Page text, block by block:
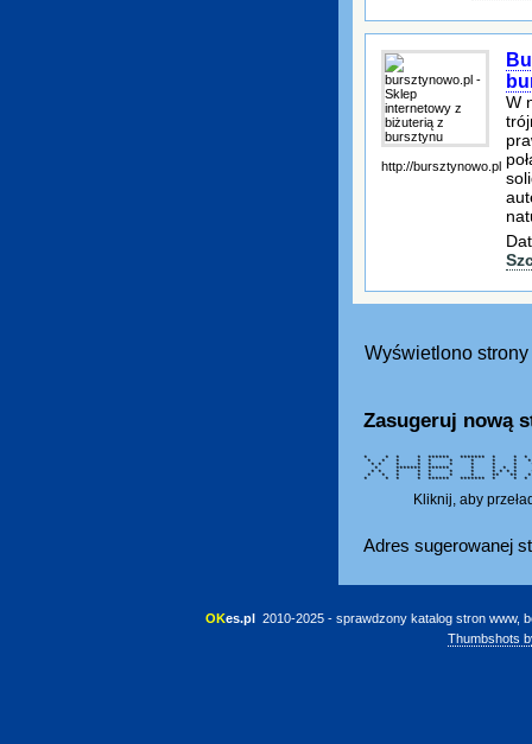
http://bursztynowo.pl
W
Wyświetlono
Zasugeruj nową
* * * * ****** ******* * *
* * * * * * * * *
* * * * * * * * *
* ******* ****** * *
* * * * * * * * *
* * * * * * * **
* * * * ****** ******* *
Kliknij, aby
Adres sugerowanej
OKes.pl 2010-2025 - sprawdzony katalog stron www,
Thumbshots